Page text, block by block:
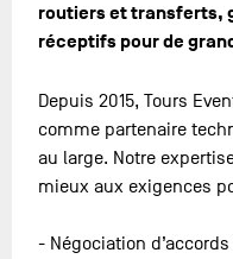
routiers et transferts,
réceptifs pour de
Depuis 2015, Tours
comme partenaire
au large. Notre
mieux aux exigences
- Négociation